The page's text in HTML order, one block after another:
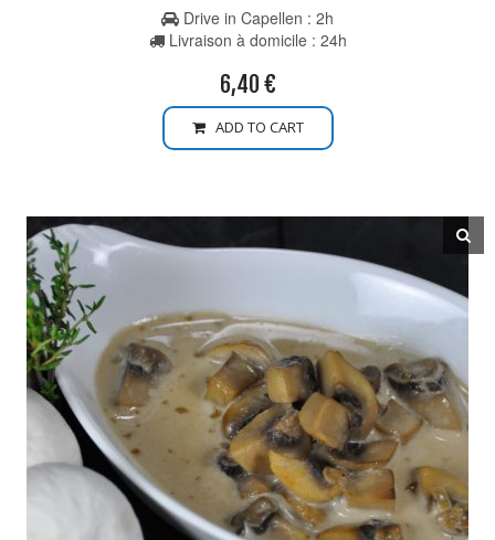
Drive in Capellen : 2h
Livraison à domicile : 24h
6,40 €
ADD TO CART